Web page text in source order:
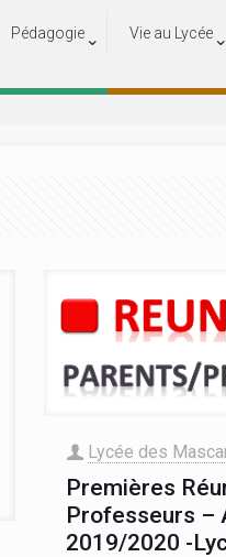
Pédagogie Vie au Lycée
Lycée des
Premières
Professeurs –
2019/2020 -